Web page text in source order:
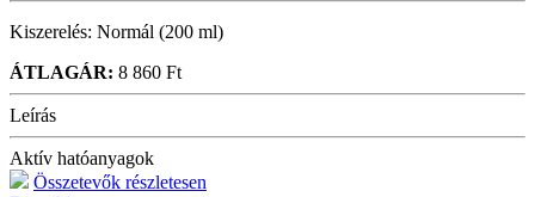
Kiszerelés: Normál (200 ml)
ÁTLAGÁR: 8 860 Ft
Leírás
Aktív hatóanyagok
Összetevők részletesen